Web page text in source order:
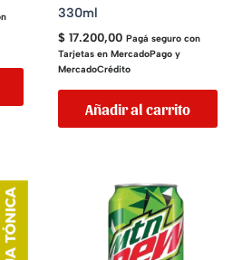
330ml
$ 17.200,00 Pagá seguro con
Tarjetas en MercadoPago y
MercadoCrédito
Añadir al carrito